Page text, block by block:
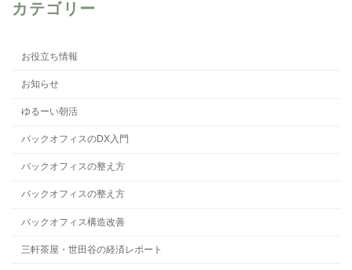
カテゴリー
お役立ち情報
お知らせ
ゆるーい朝活
バックオフィスのDX入門
バックオフィスの整え方
バックオフィスの整え方
バックオフィス構造改善
三軒茶屋・世田谷の経済レポート